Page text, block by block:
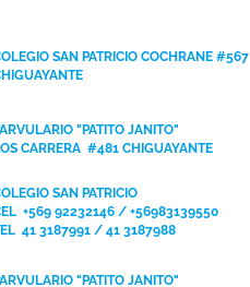
SAN PATRICIO COCHRANE #567
HIGUAYANTE
"PATITO JANITO"
CARRERA #481 CHIGUAYANTE
SAN PATRICIO
+569 92232146 / +56983139550
41 3187991 / 41 3187988
"PATITO JANITO"